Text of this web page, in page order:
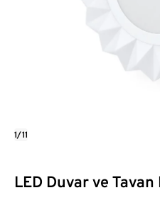
LED Duvar ve Tavan
1/11